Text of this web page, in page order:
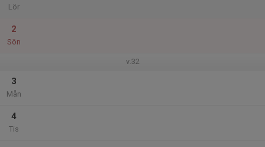
Lör
2
Sön
v.32
3
Mån
4
Tis